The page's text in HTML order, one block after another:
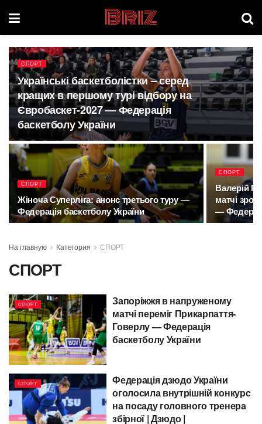
Briz
СПОРТ
Українські баскетболістки – серед
кращих в першому турі відбору на
Євробаскет-2027 — Федерація
баскетболу України
СПОРТ
Жіноча Суперліга: анонс третього туру —
Федерація баскетболу України
СПОРТ
Валерій
матчі
—
На главную Категория СПОРТ
СПОРТ
СПОРТ
Запоріжжя в напруженому
матчі переміг Прикарпаття-
Говерлу — Федерація
баскетболу України
СПОРТ
Федерація дзюдо України
оголосила внутрішній конкурс
на посаду головного тренера
збірної | Дзюдо |